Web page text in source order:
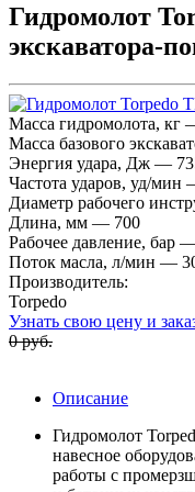
Гидромолот
экскаватора-
Масса гидромолота, кг
Масса базового
Энергия удара, Дж —
Частота ударов, уд/мин
Диаметр рабочего
Длина, мм — 700
Рабочее давление, бар
Поток масла, л/мин —
Производитель:
Torpedo
Узнать свою цену и
0 руб.
Описание
Гидромолот
навесное
работы с